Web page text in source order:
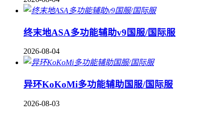
终末地ASA多功能辅助v9国服/国际服
2026-08-04
异环KoKoMi多功能辅助国服/国际服
2026-08-03